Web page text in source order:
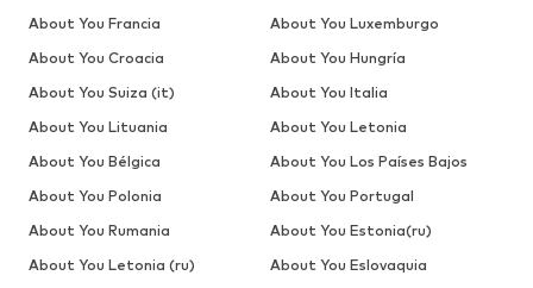
About You Francia
About You Luxemburgo
About You Croacia
About You Hungría
About You Suiza (it)
About You Italia
About You Lituania
About You Letonia
About You Bélgica
About You Los Países Bajos
About You Polonia
About You Portugal
About You Rumania
About You Estonia(ru)
About You Letonia (ru)
About You Eslovaquia